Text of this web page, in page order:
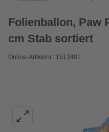
Folienballon, Paw
cm Stab sortiert
Online-Artikelnr.: 1513481